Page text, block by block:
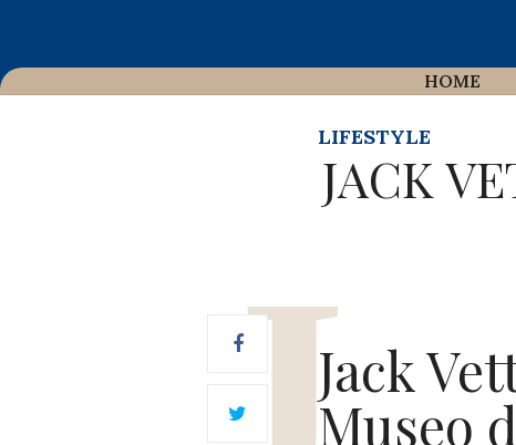
HOME
LIFESTYLE
JACK
Jack
Museo